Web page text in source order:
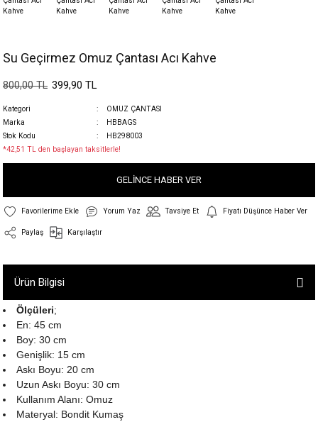
Su Geçirmez Omuz Çantası Acı Kahve
800,00 TL 399,90 TL
Kategori
OMUZ ÇANTASI
Marka
HBBAGS
Stok Kodu
HB298003
*42,51 TL den başlayan taksitlerle!
GELİNCE HABER VER
Yorum Yaz Tavsiye Et Fiyatı Düşünce Haber Ver
Paylaş Karşılaştır
Ürün Bilgisi
Ölçüleri;
En: 45 cm
Boy: 30 cm
Genişlik: 15 cm
Askı Boyu: 20 cm
Uzun Askı Boyu: 30 cm
Kullanım Alanı: Omuz
Materyal: Bondit Kumaş